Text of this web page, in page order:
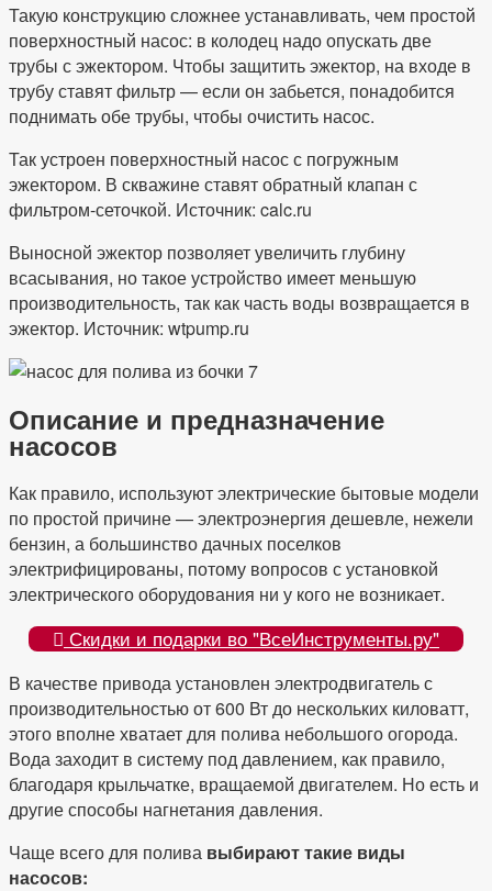
Такую конструкцию сложнее устанавливать, чем простой
поверхностный насос: в колодец надо опускать две
трубы с эжектором. Чтобы защитить эжектор, на входе в
трубу ставят фильтр — если он забьется, понадобится
поднимать обе трубы, чтобы очистить насос.
Так устроен поверхностный насос с погружным
эжектором. В скважине ставят обратный клапан с
фильтром-сеточкой. Источник: calc.ru
Выносной эжектор позволяет увеличить глубину
всасывания, но такое устройство имеет меньшую
производительность, так как часть воды возвращается в
эжектор. Источник: wtpump.ru
Описание и предназначение
насосов
Как правило, используют электрические бытовые модели
по простой причине — электроэнергия дешевле, нежели
бензин, а большинство дачных поселков
электрифицированы, потому вопросов с установкой
электрического оборудования ни у кого не возникает.
Скидки и подарки во "ВсеИнструменты.ру"
В качестве привода установлен электродвигатель с
производительностью от 600 Вт до нескольких киловатт,
этого вполне хватает для полива небольшого огорода.
Вода заходит в систему под давлением, как правило,
благодаря крыльчатке, вращаемой двигателем. Но есть и
другие способы нагнетания давления.
Чаще всего для полива выбирают такие виды
насосов: